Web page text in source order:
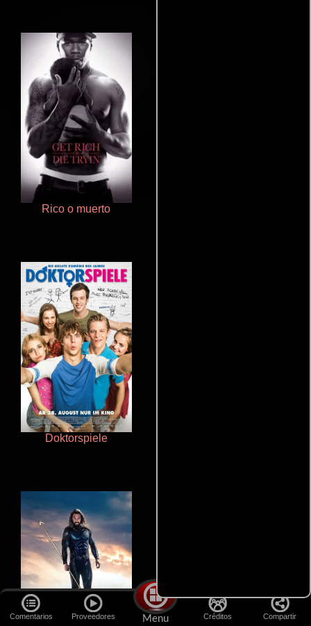
Comentarios Proveedores Menu Créditos Compartir
Rico o muerto
Doktorspiele